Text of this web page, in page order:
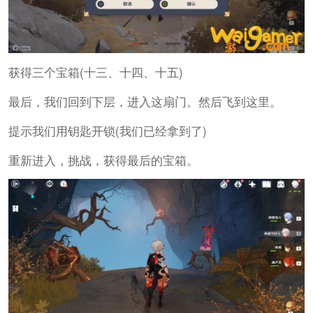
获得三个宝箱(十三、十四、十五)
最后，我们回到下层，进入这扇门。然后飞到这里。
提示我们用钥匙开锁(我们已经拿到了)
重新进入，挑战，获得最后的宝箱。